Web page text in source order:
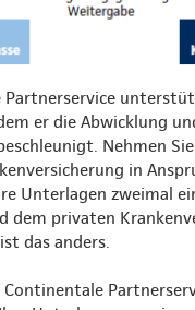
Partnerservice
er die Abwicklung
Nehmen
in
Unterlagen zweimal
dem privaten
das anders.
Continentale